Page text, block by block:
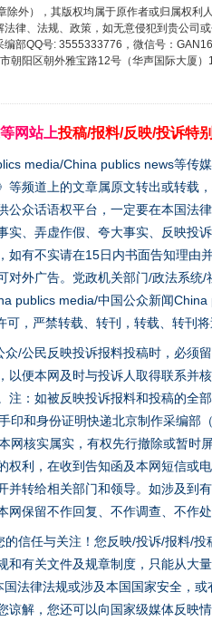
除外），其版权均属于原作者或归属权
律、法规、政策，如无意侵犯到贵公司
部QQ号: 3555333776，微信号：
阳区朝外雅宝路12号（华声国际大厦
网站上投稿/报料/反映/投诉特
media/China publics news等传
等频道上的文章属原文转出或转载
众话语权平台，一定要在本国法
、弄虚作假、夸大事实、反映投
有不实请在15日内书面告知理由
外广告。党政机关部门/政法系统
publics media/中国公众新闻
，严禁转载、转刊，转载、转刊将
/公民反映投诉报料投稿时，必须
便本网及时与投诉人取得联系并
：如被反映投诉报料和投稿的全
印和身份证明快递北京制作采编部
网核实属实，有权先行撤除或暂时
利，在收到告知函及本网短信或
转给相关部门和领导。如涉及到
保留不作回复、不作调查、不作处
信任与关注！您反映/投诉/报料/
有关文件及规章制度，只能从大
法律法规或涉及本国国家安全，
解，您还可以向国家级媒体反映